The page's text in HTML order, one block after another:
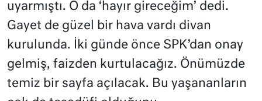
uyarmıştı. O da ‘hayır gireceğim’ dedi.
Gayet de güzel bir hava vardı divan
kurulunda. İki günde önce SPK’dan onay
gelmiş, faizden kurtulacağız. Önümüzde
temiz bir sayfa açılacak. Bu yaşananların